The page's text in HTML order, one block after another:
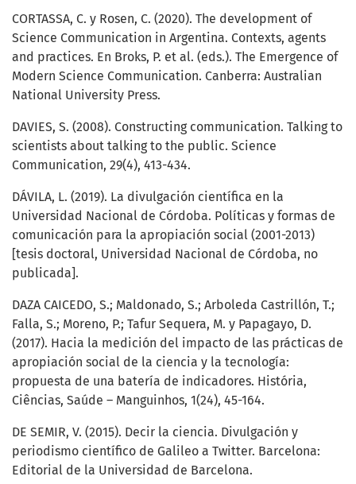
CORTASSA, C. y Rosen, C. (2020). The development of
Science Communication in Argentina. Contexts, agents
and practices. En Broks, P. et al. (eds.). The Emergence of
Modern Science Communication. Canberra: Australian
National University Press.
DAVIES, S. (2008). Constructing communication. Talking to
scientists about talking to the public. Science
Communication, 29(4), 413-434.
DÁVILA, L. (2019). La divulgación científica en la
Universidad Nacional de Córdoba. Políticas y formas de
comunicación para la apropiación social (2001-2013)
[tesis doctoral, Universidad Nacional de Córdoba, no
publicada].
DAZA CAICEDO, S.; Maldonado, S.; Arboleda Castrillón, T.;
Falla, S.; Moreno, P.; Tafur Sequera, M. y Papagayo, D.
(2017). Hacia la medición del impacto de las prácticas de
apropiación social de la ciencia y la tecnología:
propuesta de una batería de indicadores. História,
Ciências, Saúde – Manguinhos, 1(24), 45-164.
DE SEMIR, V. (2015). Decir la ciencia. Divulgación y
periodismo científico de Galileo a Twitter. Barcelona:
Editorial de la Universidad de Barcelona.